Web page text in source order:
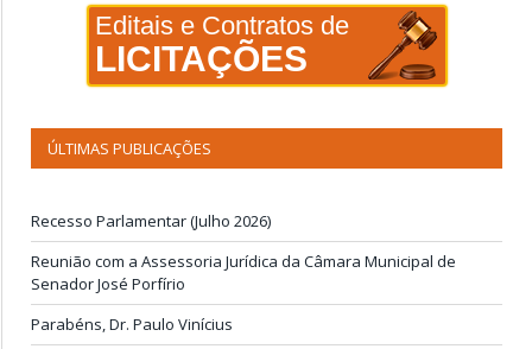
Editais e Contratos de
LICITAÇÕES
ÚLTIMAS PUBLICAÇÕES
Recesso Parlamentar (Julho 2026)
Reunião com a Assessoria Jurídica da Câmara Municipal de
Senador José Porfírio
Parabéns, Dr. Paulo Vinícius